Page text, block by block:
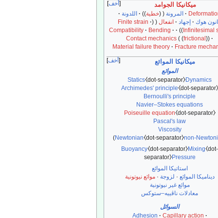
أخف ميكانيكا الجوامد
المرونة خطية
اللدونة
هوك
إجهاد انفعال
Finite strain
Infinitesimal
Compatibility
Bending
Contact mechanics
frictional
Material failure theory
Fracture
أخف
ميكانيكا الموائع
الموائع
Statics⧼dot-separator⧽Dynamics
Archimedes' principle⧼dot-separator⧽
Bernoulli's principle
Navier–Stokes equations
Poiseuille equation⧼dot-separator⧽
Pascal's law
Viscosity
Newtonian⧼dot-separator⧽non-
)
Buoyancy⧼dot-separator⧽Mixing⧼dot-
separator⧽Pressure
استاتيكا الموائع
ديناميكا الموائع · لزوجة ·موائع نيوتونية
موائع غير نيوتونية
معادلات ناڤييه–ستوكس
السوائل
Adhesion
Capillary action